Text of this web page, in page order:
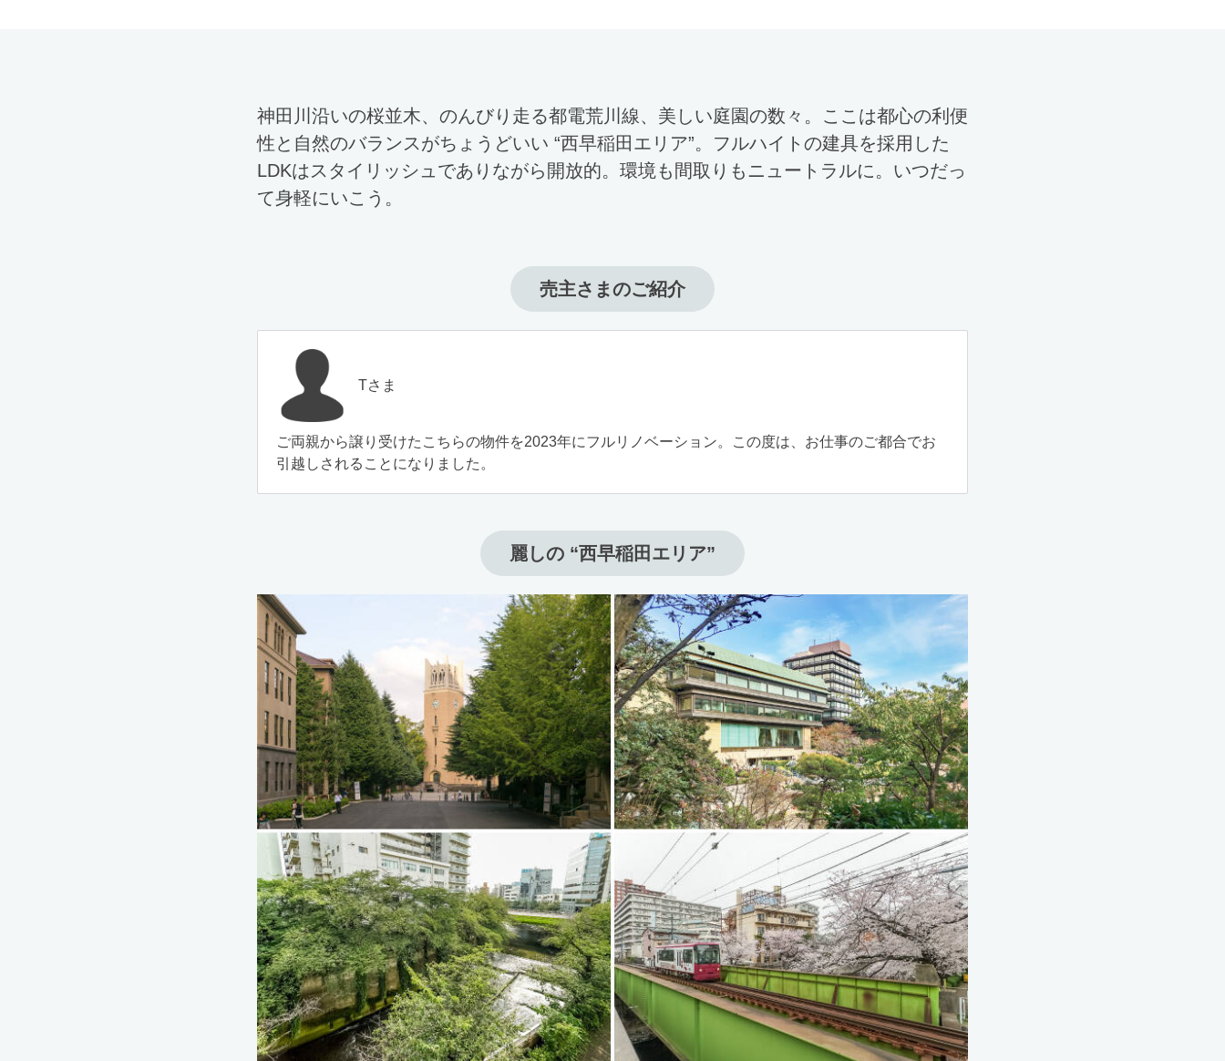
神田川沿いの桜並木、のんびり走る都電荒川線、美しい庭園の数々。ここは都心の利便
性と自然のバランスがちょうどいい “西早稲田エリア”。フルハイトの建具を採用した
LDKはスタイリッシュでありながら開放的。環境も間取りもニュートラルに。いつだっ
て身軽にいこう。
売主さまのご紹介
Tさま
ご両親から譲り受けたこちらの物件を2023年にフルリノベーション。この度は、お仕事のご都合でお
引越しされることになりました。
麗しの “西早稲田エリア”